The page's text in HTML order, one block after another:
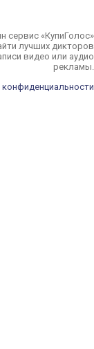
сервис «КупиГолос»
лучших дикторов
видео или аудио
рекламы.